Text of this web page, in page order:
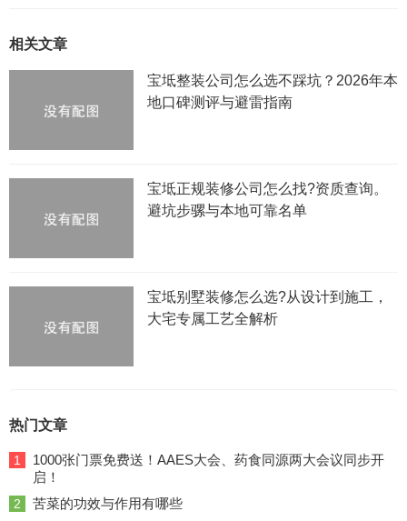
相关文章
宝坻整装公司怎么选不踩坑？2026年本
地口碑测评与避雷指南
宝坻正规装修公司怎么找?资质查询。
避坑步骡与本地可靠名单
宝坻别墅装修怎么选?从设计到施工，
大宅专属工艺全解析
热门文章
1
1000张门票免费送！AAES大会、药食同源两大会议同步开
启！
2 苦菜的功效与作用有哪些